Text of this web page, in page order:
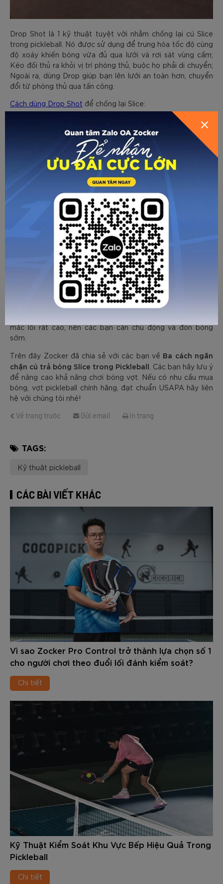
Drop Shot là 1 kỹ thuật tuyệt vời nhằm chống lại cú Slice
trong pickleball. Nó được sử dụng để trung hòa tốc độ cùng
độ xoáy khiến bóng vừa đủ qua lưới và rơi sát vùng cấm;
Kéo đối thủ ra khỏi vị trí phòng thủ, buộc họ phải di chuyển;
Ngoài ra, dùng Drop giúp bạn lên lưới an toàn hơn, chuyển
đổi từ phòng thủ qua tấn công.
Cách dùng Drop Shot để chống lại Slice:
- Các bạn cần chú ý không để trái bóng rơi quá thấp, đón
bóng khi nó vừa chạm đất hoặc chỉ vừa bật lên một chút.
Nắm vợt với lực vừa phải.
- Khi bóng đến cần đưa vợt theo hướng từ dưới lên để đưa
bóng qua lưới. Không đánh quá cao hoặc quá mạnh tạo quỹ
đạo cong.
- Tạo độ xoáy để bóng rơi nhanh hơn ở phần sân đối
phương. Bạn cũng không phải cố “phản xoáy”, mà cần tập
trung vào chuyển động phù hợp và chính xác.
- Ngay sao khi tiếp xúc bóng các bạn tiền về gần vạch cấm,
tạo tư thế sẵn sàng vô lê để tận dụng cú trả bóng yếu từ
Ngoài 3 cách ngăn chặn kể trên thì các bạn cũng cần nắm
được một số lỗi cần tránh khi đỡ Slice. Cụ thể: Đứng im chờ
bóng, bởi slice thường giảm tốc đột ngột nên các bạn phải
di chuyển liên tục; Đánh bóng quá mạnh, do bóng dễ chìm
mắc lỗi rất cao, nên các bạn cần chủ động và đón bóng
sớm.
Trên đây Zocker đã chia sẻ với các bạn về Ba cách ngăn
chặn cú trả bóng Slice trong Pickleball . Các bạn hãy lưu ý
để nâng cao khả năng chơi bóng vợt. Nếu có nhu cầu mua
bóng, vợt pickleball chính hãng, đạt chuẩn USAPA hãy liên
hệ với chúng tôi nhé!
Về trang trước
Gửi email In trang
TAGS:
Kỹ thuật pickleball
CÁC BÀI VIẾT KHÁC
Vì sao Zocker Pro Control trở thành lựa chọn số 1
cho người chơi theo đuổi lối đánh kiểm soát?
Chi tiết
Kỹ Thuật Kiểm Soát Khu Vực Bếp Hiệu Quả Trong
Pickleball
Chi tiết